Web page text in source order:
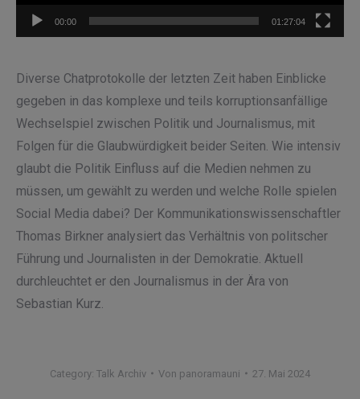
00:00 01:27:04
Diverse Chatprotokolle der letzten Zeit haben Einblicke
gegeben in das komplexe und teils korruptionsanfällige
Wechselspiel zwischen Politik und Journalismus, mit
Folgen für die Glaubwürdigkeit beider Seiten. Wie intensiv
glaubt die Politik Einfluss auf die Medien nehmen zu
müssen, um gewählt zu werden und welche Rolle spielen
Social Media dabei? Der Kommunikationswissenschaftler
Thomas Birkner analysiert das Verhältnis von politscher
Führung und Journalisten in der Demokratie. Aktuell
durchleuchtet er den Journalismus in der Ära von
Sebastian Kurz.
Category: Talk Archiv Von panoramauni 27. Mai 2024